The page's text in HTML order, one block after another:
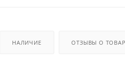
НАЛИЧИЕ ОТЗЫВЫ О